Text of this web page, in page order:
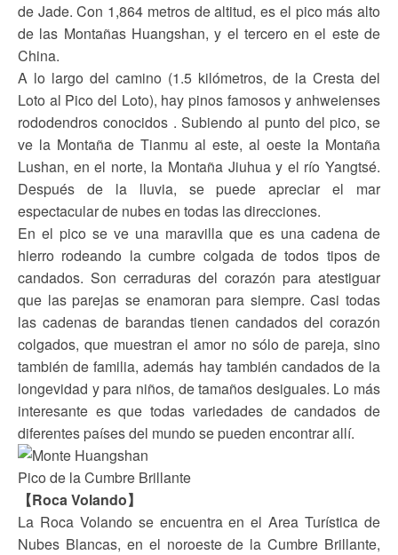
de Jade. Con 1,864 metros de altitud, es el pico más alto
de las Montañas Huangshan, y el tercero en el este de
China.
A lo largo del camino (1.5 kilómetros, de la Cresta del
Loto al Pico del Loto), hay pinos famosos y anhweienses
rododendros conocidos . Subiendo al punto del pico, se
ve la Montaña de Tianmu al este, al oeste la Montaña
Lushan, en el norte, la Montaña Jiuhua y el río Yangtsé.
Después de la lluvia, se puede apreciar el mar
espectacular de nubes en todas las direcciones.
En el pico se ve una maravilla que es una cadena de
hierro rodeando la cumbre colgada de todos tipos de
candados. Son cerraduras del corazón para atestiguar
que las parejas se enamoran para siempre. Casi todas
las cadenas de barandas tienen candados del corazón
colgados, que muestran el amor no sólo de pareja, sino
también de familia, además hay también candados de la
longevidad y para niños, de tamaños desiguales. Lo más
interesante es que todas variedades de candados de
diferentes países del mundo se pueden encontrar allí.
Pico de la Cumbre Brillante
【Roca Volando】
La Roca Volando se encuentra en el Area Turística de
Nubes Blancas, en el noroeste de la Cumbre Brillante,